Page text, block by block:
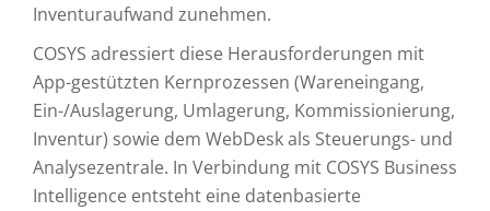
Inventuraufwand zunehmen.
COSYS adressiert diese Herausforderungen mit
App-gestützten Kernprozessen (Wareneingang,
Ein-/Auslagerung, Umlagerung, Kommissionierung,
Inventur) sowie dem WebDesk als Steuerungs- und
Analysezentrale. In Verbindung mit COSYS Business
Intelligence entsteht eine datenbasierte